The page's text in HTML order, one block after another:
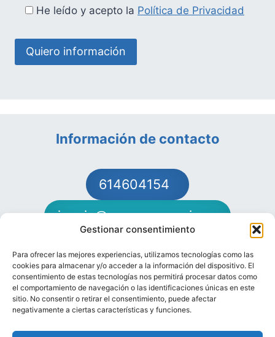
Gestionar consentimiento
Para ofrecer las mejores experiencias, utilizamos tecnologías como las
cookies para almacenar y/o acceder a la información del dispositivo. El
consentimiento de estas tecnologías nos permitirá procesar datos como
el comportamiento de navegación o las identificaciones únicas en este
sitio. No consentir o retirar el consentimiento, puede afectar
negativamente a ciertas características y funciones.
He leído y acepto la Política de Privacidad
Información de contacto
614604154
juanjo@oposeconomia.es
Preparador de Oposiciones de Economía
Matrícula abierta para el curso 2026/2027